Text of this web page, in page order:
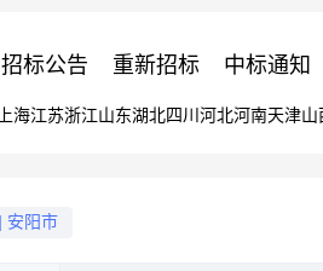
招标公告 重新招标 中标通知
上海江苏浙江山东湖北四川 河北河南天津山
安阳市